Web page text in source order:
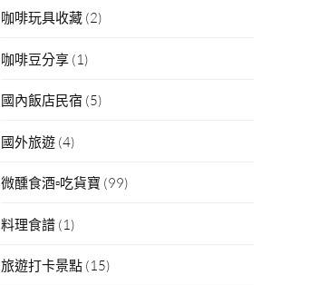
咖啡玩具收藏 (2)
咖啡豆分享 (1)
國內飯店民宿 (5)
國外旅遊 (4)
微醺食酒▫吃貨寶 (99)
料理食譜 (1)
旅遊打卡景點 (15)